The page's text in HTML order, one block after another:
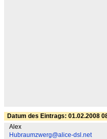
Datum des Eintrags: 01.02.2008
Alex
Hubraumzwerg@alice-dsl.net